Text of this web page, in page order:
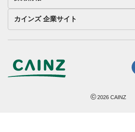
カインズ 企業サイト
©2026 CAINZ